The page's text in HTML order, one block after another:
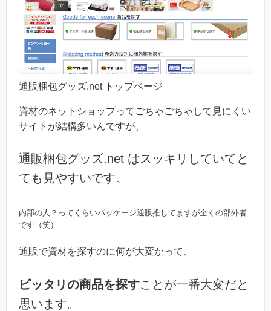
通販梱包グッズ.net トップページ
資材のネットショップってごちゃごちゃして見にくい
サイトが結構多いんですが、
通販梱包グッズ.net はスッキリしていてと
ても見やすいです。
内部の人？ってくらいパッケージ通販推してますが全くの部外者
です（笑）
通販で資材を探すのに何が大変かって、
ピッタリの商品を探すことが一番大変だと
思います。